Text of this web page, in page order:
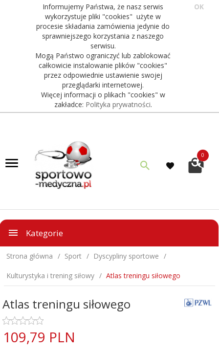
Informujemy Państwa, że nasz serwis
wykorzystuje pliki "cookies" użyte w
procesie składania zamówienia jedynie do
sprawniejszego korzystania z naszego
serwisu.
Mogą Państwo ograniczyć lub zablokować
całkowicie instalowanie plików "cookies"
przez odpowiednie ustawienie swojej
przeglądarki internetowej.
Więcej informacji o plikach "cookies" w
zakładce: Polityka prywatności.
OK
0
Kategorie
Strona główna Sport Dyscypliny sportowe
Kulturystyka i trening siłowy Atlas treningu siłowego
Atlas treningu siłowego
109,79 PLN